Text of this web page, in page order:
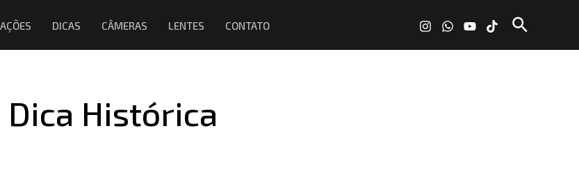
DICAS CÂMERAS LENTES CONTATO
Histórica